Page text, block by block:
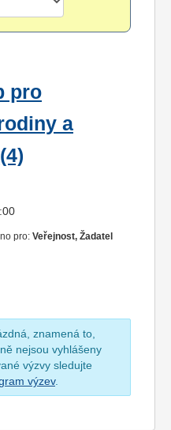
pro
a
pro: Veřejnost, Žadatel
znamená to,
nejsou vyhlášeny
výzvy sledujte
výzev.